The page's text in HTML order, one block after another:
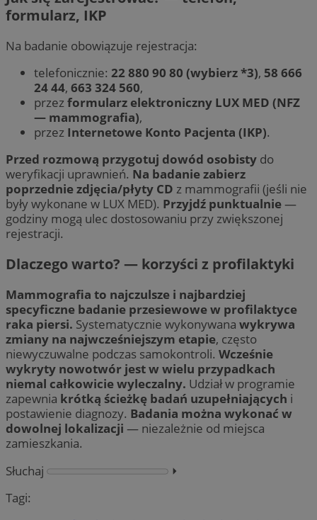
formularz, IKP
Na badanie obowiązuje rejestracja:
telefonicznie: 22 880 90 80 (wybierz *3), 58 666
24 44, 663 324 560,
przezformularz elektroniczny LUX MED (NFZ
— mammografia),
przez Internetowe Konto Pacjenta (IKP).
Przed rozmową przygotuj dowód osobisty do
weryfikacji uprawnień. Na badanie zabierz
poprzednie zdjęcia/płyty CD z mammografii (jeśli nie
były wykonane w LUX MED). Przyjdź punktualnie—
godziny mogą ulec dostosowaniu przy zwiększonej
rejestracji.
Dlaczego warto? — korzyści z profilaktyki
Mammografia to najczulsze i najbardziej
specyficzne badanie przesiewowe w profilaktyce
raka piersi. Systematycznie wykonywana wykrywa
zmiany na najwcześniejszym etapie, często
niewyczuwalne podczas samokontroli. Wcześnie
wykryty nowotwór jest w wielu przypadkach
niemal całkowicie wyleczalny. Udział w programie
zapewnia krótką ścieżkę badań uzupełniających i
postawienie diagnozy. Badania można wykonać w
dowolnej lokalizacji — niezależnie od miejsca
zamieszkania.
Słuchaj
⏵︎
Tagi: